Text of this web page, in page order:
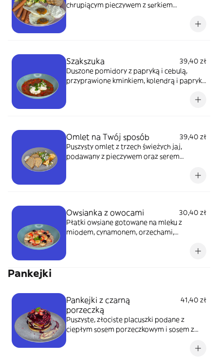
chrupiącym pieczywem z sеrkiem
Szakszuka
39,40 zł
Duszone pomidory z papryką i cebulą,
przyprawione kminkiem, kolendrą i papryką
Omlet na Twój sposób
39,40 zł
Puszysty omlet z trzech świeżych jaj,
podawany z pieczywem oraz serem
Owsianka z owocami
30,40 zł
Płatki owsiane gotowane na mleku z
miodem, cynamonem, orzechami,
Pankejki
Pankejki z czarną
porzeczką
41,40 zł
Puszyste, złociste placuszki podane z
ciepłym sosem porzeczkowym i sosem z